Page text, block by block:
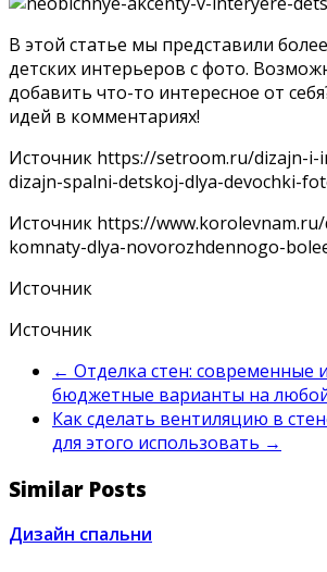
В этой статье мы представили
детских интерьеров с фото.
добавить что-то интересное от
идей в комментариях!
Источник https://setroom.ru/dizajn-i-
dizajn-spalni-detskoj-dlya-devochki-
Источник https://
komnaty-dlya-novorozhdennogo-
Источник
Источник
← Отделка стен: современные
бюджетные варианты на
Как сделать вентиляцию в
для этого использовать →
Similar Posts
Дизайн спальни